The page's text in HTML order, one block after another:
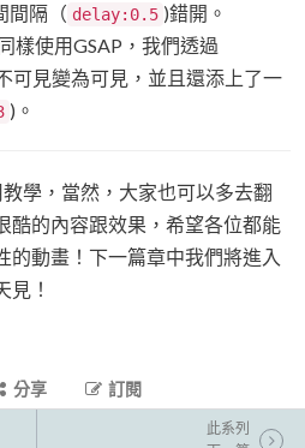
間隔（ delay:0.5 )錯開。
樣使用GSAP，我們透過
可見變為可見，並且還添上了一
)。
學，當然，大家也可以多去翻
酷的內容跟效果，希望各位都能
的動畫！下一篇章中我們將進入
見！
分享 訂閱
此系列